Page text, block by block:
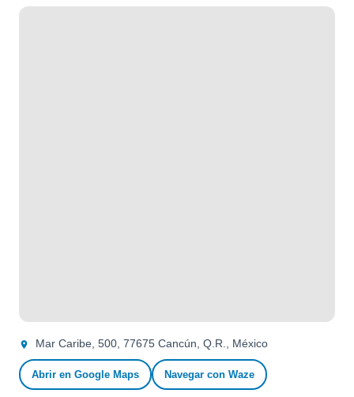
Mar Caribe, 500, 77675 Cancún, Q.R., México
Abrir en Google Maps Navegar con Waze